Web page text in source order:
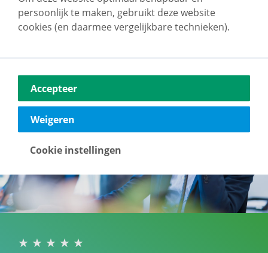
terug naar overzicht
persoonlijk te maken, gebruikt deze website
cookies (en daarmee vergelijkbare technieken).
Accepteer
Weigeren
Cookie instellingen